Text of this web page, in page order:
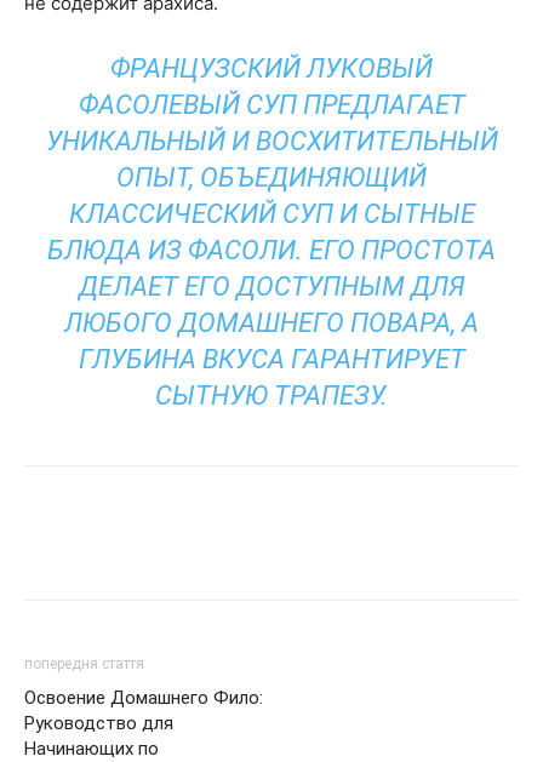
ФРАНЦУЗСКИЙ ЛУКОВЫЙ
ФАСОЛЕВЫЙ СУП ПРЕДЛАГАЕТ
УНИКАЛЬНЫЙ И ВОСХИТИТЕЛЬНЫЙ
ОПЫТ, ОБЪЕДИНЯЮЩИЙ
КЛАССИЧЕСКИЙ СУП И СЫТНЫЕ
БЛЮДА ИЗ ФАСОЛИ. ЕГО ПРОСТОТА
ДЕЛАЕТ ЕГО ДОСТУПНЫМ ДЛЯ
ЛЮБОГО ДОМАШНЕГО ПОВАРА, А
ГЛУБИНА ВКУСА ГАРАНТИРУЕТ
СЫТНУЮ ТРАПЕЗУ.
попередня стаття
Освоение Домашнего Фило:
Руководство для
Начинающих по